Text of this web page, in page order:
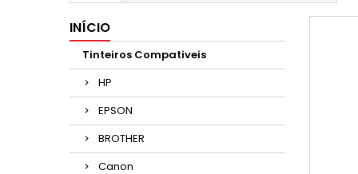
INÍCIO
Tinteiros Compativeis
HP
EPSON
BROTHER
Canon